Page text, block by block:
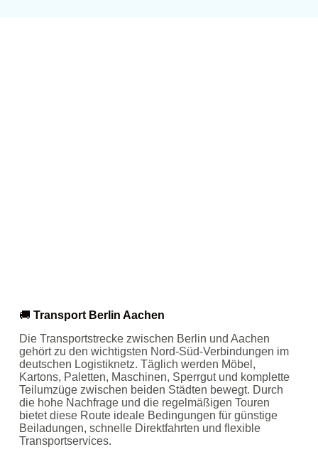
🚚 Transport Berlin Aachen
Die Transportstrecke zwischen Berlin und Aachen
gehört zu den wichtigsten Nord‑Süd‑Verbindungen im
deutschen Logistiknetz. Täglich werden Möbel,
Kartons, Paletten, Maschinen, Sperrgut und komplette
Teilumzüge zwischen beiden Städten bewegt. Durch
die hohe Nachfrage und die regelmäßigen Touren
bietet diese Route ideale Bedingungen für günstige
Beiladungen, schnelle Direktfahrten und flexible
Transportservices.